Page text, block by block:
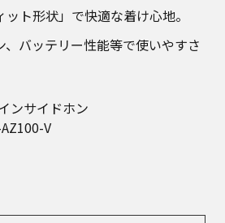
ット形状」で快適な着け心地。
、バッテリー性能等で使いやすさ
ンサイドホン
V